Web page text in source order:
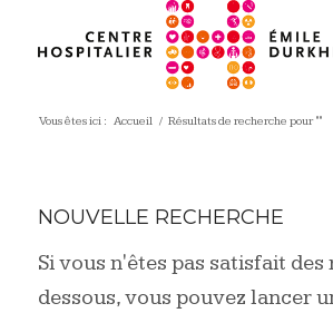
Vous êtes ici : Accueil / Résultats de recherche pour ""
NOUVELLE RECHERCHE
Si vous n'êtes pas satisfait
dessous, vous pouvez lancer